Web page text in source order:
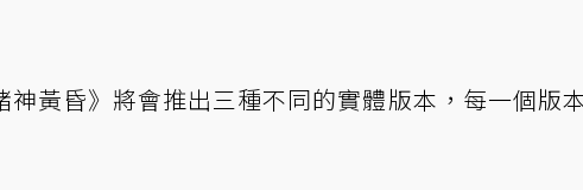
黃昏》將會推出三種不同的實體版本，每一個版